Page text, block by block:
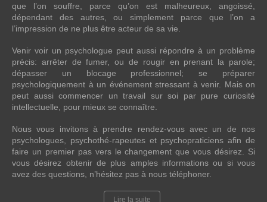
que l’on souffre, parce qu’on est malheureux, angoissé,
dépendant des autres, ou simplement parce que l’on a
l’impression de ne plus être acteur de sa vie.
Venir voir un psychologue peut aussi répondre à un problème
précis: arrêter de fumer, ou de rougir en prenant la parole;
dépasser un blocage professionnel; se préparer
psychologiquement à un événement stressant à venir. Mais on
peut aussi commencer un travail sur soi par pure curiosité
intellectuelle, pour mieux se connaître.
Nous vous invitons à prendre rendez-vous avec un de nos
psychologues, psychothé-rapeutes et psychopraticiens afin de
faire un premier pas vers le changement que vous désirez. Si
vous désirez obtenir de plus amples informations ou si vous
avez des questions, n’hésitez pas à nous téléphoner.
Lire la suite